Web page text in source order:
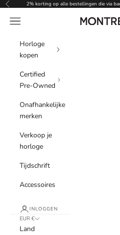
Naar inhoud
Vorige 2% korting op alle bestellingen die via
Montredo
Menu
Horloge
kopen
Certified
Pre-Owned
Onafhankelijke
merken
Verkoop je
horloge
Tijdschrift
Accessoires
INLOGGEN
EUR €
Land